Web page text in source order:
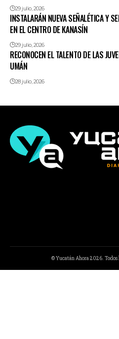
29 julio, 2026
INSTALARÁN NUEVA SEÑALÉTICA Y
EN EL CENTRO DE KANASÍN
29 julio, 2026
RECONOCEN EL TALENTO DE LAS
UMÁN
28 julio, 2026
© Yucatán Ahora 2026. Todos